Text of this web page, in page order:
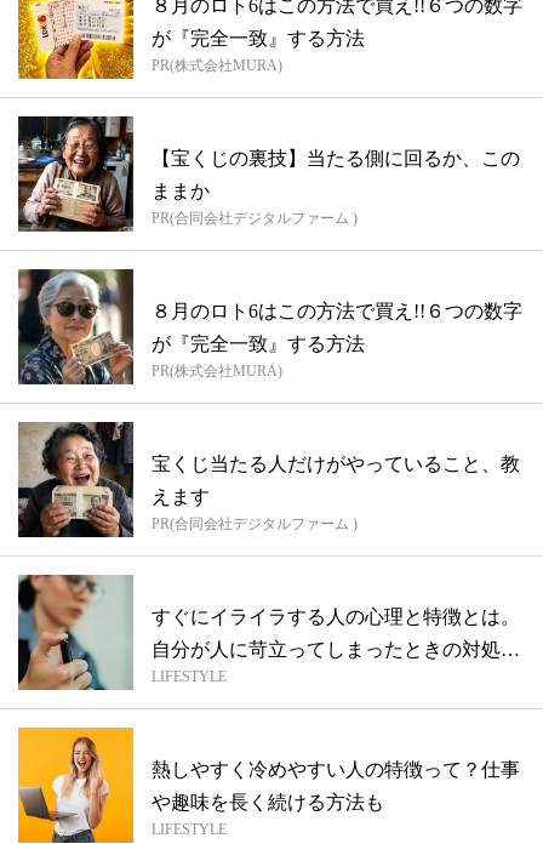
８月のロト6はこの方法で買え!!６つの数字
が『完全一致』する方法
PR(株式会社MURA)
【宝くじの裏技】当たる側に回るか、この
ままか
PR(合同会社デジタルファーム )
８月のロト6はこの方法で買え!!６つの数字
が『完全一致』する方法
PR(株式会社MURA)
宝くじ当たる人だけがやっていること、教
えます
PR(合同会社デジタルファーム )
すぐにイライラする人の心理と特徴とは。
自分が人に苛立ってしまったときの対処法
も
LIFESTYLE
熱しやすく冷めやすい人の特徴って？仕事
や趣味を長く続ける方法も
LIFESTYLE